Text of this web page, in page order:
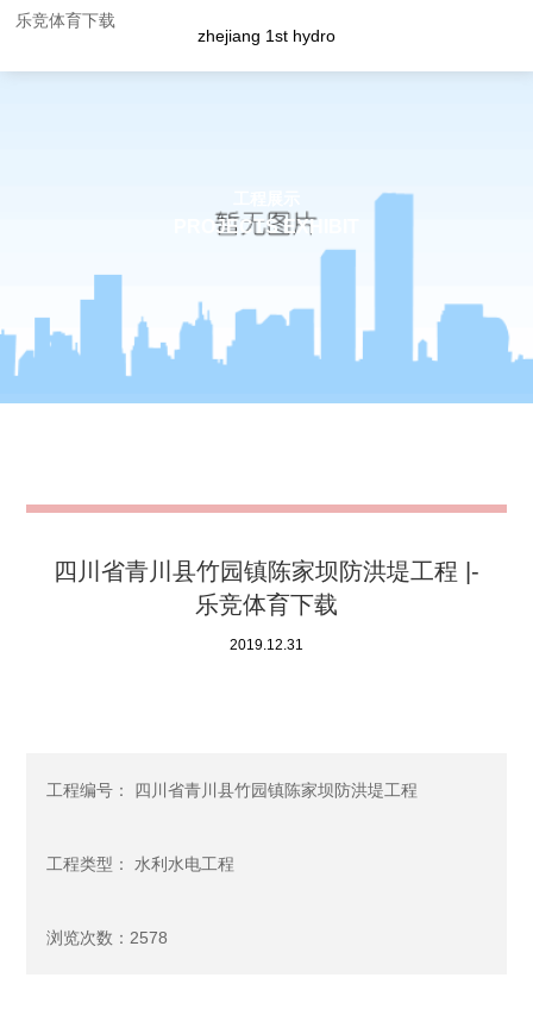
乐竞体育下载
zhejiang 1st hydro
PROJECTS EXHIBIT
四川省青川县竹园镇陈家坝防洪堤工程 |-
乐竞体育下载
2019.12.31
工程编号： 四川省青川县竹园镇陈家坝防洪堤工程
工程类型： 水利水电工程
浏览次数：2578